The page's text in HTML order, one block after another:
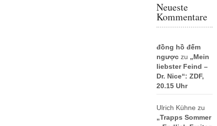
Neueste
Kommentare
đồng hồ đếm
ngượczu „Mein
liebster Feind –
Dr. Nice“: ZDF,
20.15 Uhr
Ulrich Kühne zu
„Trapps Sommer